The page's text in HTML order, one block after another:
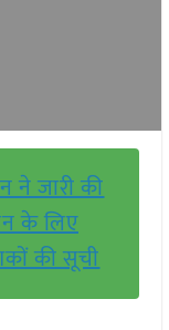
ने जारी की
के लिए
की सूची